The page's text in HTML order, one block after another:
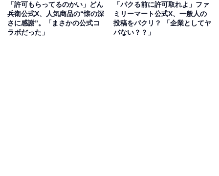
「許可もらってるのかい」どん
兵衛公式X、人気商品の“懐の深
さに感謝”。「まさかの公式コ
ラボだった」
「パクる前に許可取れよ」ファ
ミリーマート公式X、一般人の
投稿をパクリ？ 「企業としてヤ
バない？？」